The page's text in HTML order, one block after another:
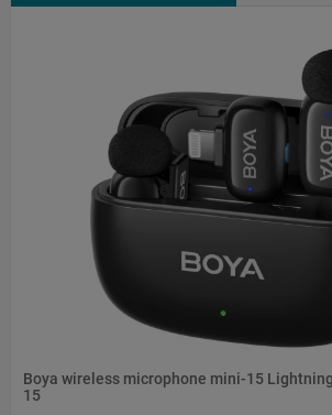
Boya wireless microphone mini-15
15